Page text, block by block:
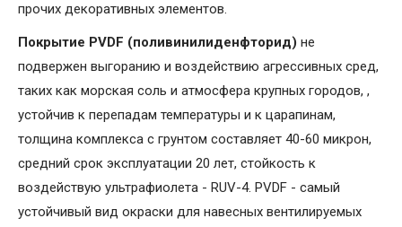
прочих декоративных элементов.
Покрытие PVDF (поливинилиденфторид) не
подвержен выгоранию и воздействию агрессивных сред,
таких как морская соль и атмосфера крупных городов, ,
устойчив к перепадам температуры и к царапинам,
толщина комплекса с грунтом составляет 40-60 микрон,
средний срок эксплуатации 20 лет, стойкость к
воздействую ультрафиолета - RUV-4. PVDF - самый
устойчивый вид окраски для навесных вентилируемых